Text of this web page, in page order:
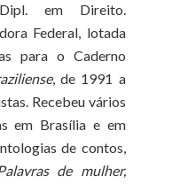
em Direito.
Federal, lotada
para o Caderno
, de 1991 a
Recebeu vários
em Brasília e em
de contos,
de mulher,